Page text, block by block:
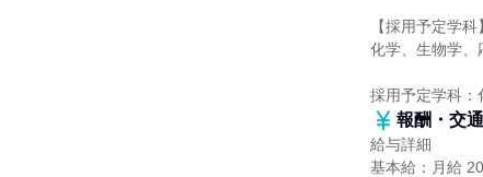
【採用予定学科】
化学、生物学、
採用予定学科：
報酬・交
給与詳細
基本給：月給